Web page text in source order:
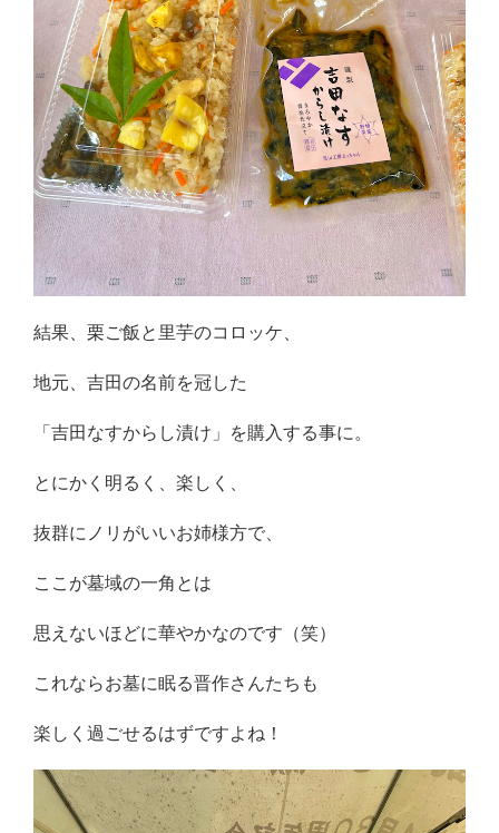
結果、栗ご飯と里芋のコロッケ、
地元、吉田の名前を冠した
「吉田なすからし漬け」を購入する事に。
とにかく明るく、楽しく、
抜群にノリがいいお姉様方で、
ここが墓域の一角とは
思えないほどに華やかなのです（笑）
これならお墓に眠る晋作さんたちも
楽しく過ごせるはずですよね！